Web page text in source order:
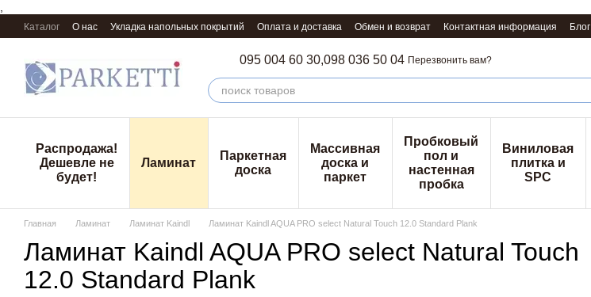
Перейти к основному контенту
Каталог О нас Укладка напольных покрытий Оплата и доставка Обмен и возврат Контактная информация Блог
095 004 60 30,098 036 50 04 Перезвонить вам?
Распродажа!
Дешевле не
будет!
Ламинат
Паркетная
доска
Массивная
доска и
паркет
Пробковый
пол и
настенная
пробка
Виниловая
плитка и
SPC
Главная Ламинат Ламинат Kaindl Ламинат Kaindl AQUA PRO select Natural Touch 12.0 Standard Plank
Ламинат Kaindl AQUA PRO select Natural Touch
12.0 Standard Plank